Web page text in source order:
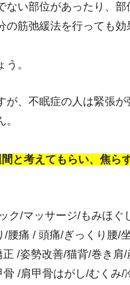
ない部位があったり、部
の筋弛緩法を行っても効
。
が、不眠症の人は緊張が
と考えてもらい、焦ら
ク/マッサージ/もみほぐ
腰痛 / 頭痛/ぎっくり腰/
/姿勢改善/猫背/巻き肩/
/肩甲骨はがし/むくみ/